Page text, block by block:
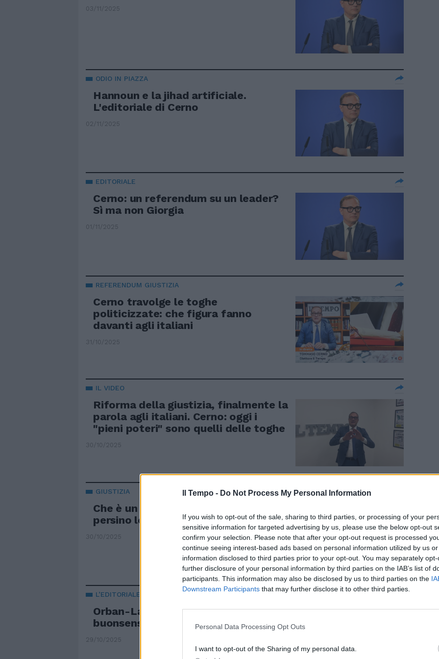
Il Tempo - Do Not Process My Personal Information
If you wish to opt-out of the sale, sharing to third parties, or processing of your
sensitive information for targeted advertising by us, please use the below opt-out
confirm your selection. Please note that after your opt-out request is processed
continue seeing interest-based ads based on personal information utilized by us
information disclosed to third parties prior to your opt-out. You may separately
further disclosure of your personal information by third parties on the IAB’s list of
participants. This information may also be disclosed by us to third parties on the
Downstream Participants that may further disclose it to other third parties.
Personal Data Processing Opt Outs
I want to opt-out of the Sharing of my personal data.
03/11/2025
ODIO IN PIAZZA
Hannoun e la jihad artificiale.
L'editoriale di Cerno
02/11/2025
EDITORIALE
Cerno: un referendum su un leader?
Sì ma non Giorgia
01/11/2025
REFERENDUM GIUSTIZIA
Cerno travolge le toghe
politicizzate: che figura fanno
davanti agli italiani
31/10/2025
IL VIDEO
Riforma della giustizia, finalmente la
parola agli italiani. Cerno: oggi i
"pieni poteri" sono quelli delle toghe
30/10/2025
GIUSTIZIA
Che è un "no" politico lo dicono
persino loro. L'editoriale di Cerno
30/10/2025
L’EDITORIALE DI CERNO
Orban-Lagarde e la vittoria del
buonsenso contro la burocrazia
29/10/2025